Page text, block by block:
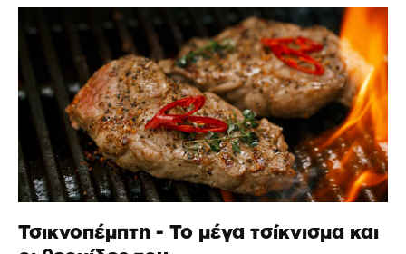
Τσικνοπέμπτη - Το μέγα τσίκνισμα και